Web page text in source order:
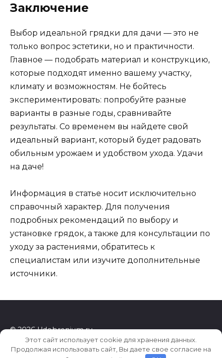
Заключение
Выбор идеальной грядки для дачи — это не
только вопрос эстетики, но и практичности.
Главное — подобрать материал и конструкцию,
которые подходят именно вашему участку,
климату и возможностям. Не бойтесь
экспериментировать: попробуйте разные
варианты в разные годы, сравнивайте
результаты. Со временем вы найдете свой
идеальный вариант, который будет радовать
обильным урожаем и удобством ухода. Удачи
на даче!
Информация в статье носит исключительно
справочный характер. Для получения
подробных рекомендаций по выбору и
установке грядок, а также для консультации по
уходу за растениями, обратитесь к
специалистам или изучите дополнительные
источники.
© 2026 Udobrenium.ru
Этот сайт использует cookie для хранения данных.
Продолжая использовать сайт, Вы даете свое согласие на